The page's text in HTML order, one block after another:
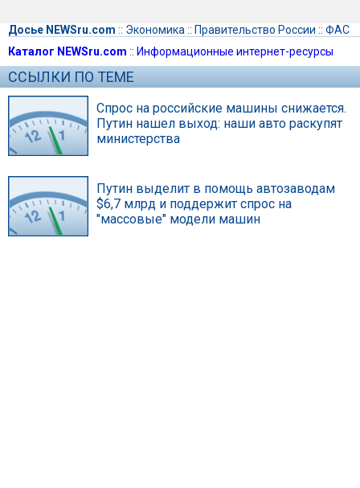
Досье NEWSru.com :: Экономика :: Правительство России :: ФАС
Каталог NEWSru.com :: Информационные интернет-ресурсы
ССЫЛКИ ПО ТЕМЕ
Спрос на российские машины снижается.
Путин нашел выход: наши авто раскупят
министерства
Путин выделит в помощь автозаводам
$6,7 млрд и поддержит спрос на
"массовые" модели машин